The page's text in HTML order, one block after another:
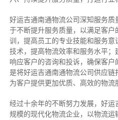
好运吉通南通物流公司深知服务
于不断提升服务质量，以满足客
训，提高员工的专业技能和服务
技术，提高物流效率和服务水平
响应客户的咨询和投诉，确保客
是将好运吉通南通物流公司供应链
为客户提供更加优质、高效的物流
经过十余年的不断努力发展，好
规模的现代化物流企业，以物流运